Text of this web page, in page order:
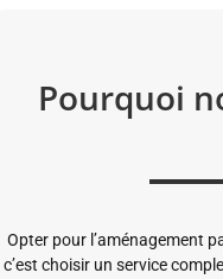
Pourquoi
Opter pour l’aménagement
c’est choisir un service